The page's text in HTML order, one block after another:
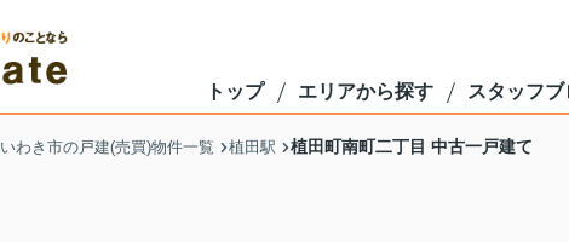
トップ エリアから探す スタッフブ
いわき市の戸建(売買)物件一覧 植田駅 植田町南町二丁目 中古一戸建て